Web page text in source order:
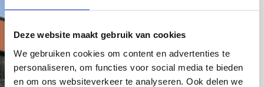
Deze website maakt gebruik van cookies
We gebruiken cookies om content en advertenties te
personaliseren, om functies voor social media te bieden
en om ons websiteverkeer te analyseren. Ook delen we